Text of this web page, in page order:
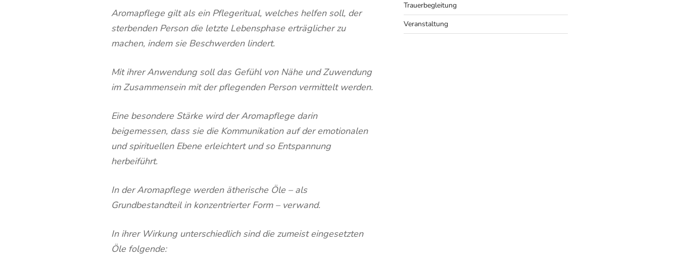
Aromapflege gilt als ein Pflegeritual, welches helfen soll, der
sterbenden Person die letzte Lebensphase erträglicher zu
machen, indem sie Beschwerden lindert.
Mit ihrer Anwendung soll das Gefühl von Nähe und Zuwendung
im Zusammensein mit der pflegenden Person vermittelt werden.
Eine besondere Stärke wird der Aromapflege darin
beigemessen, dass sie die Kommunikation auf der emotionalen
und spirituellen Ebene erleichtert und so Entspannung
herbeiführt.
In der Aromapflege werden ätherische Öle – als
Grundbestandteil in konzentrierter Form – verwand.
In ihrer Wirkung unterschiedlich sind die zumeist eingesetzten
Öle folgende:
Trauerbegleitung
Veranstaltung